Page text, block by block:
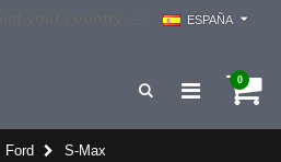
ESPAÑA
0
Ford S-Max